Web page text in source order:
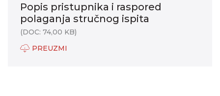
Popis pristupnika i raspored
polaganja stručnog ispita
(DOC: 74,00 KB)
PREUZMI